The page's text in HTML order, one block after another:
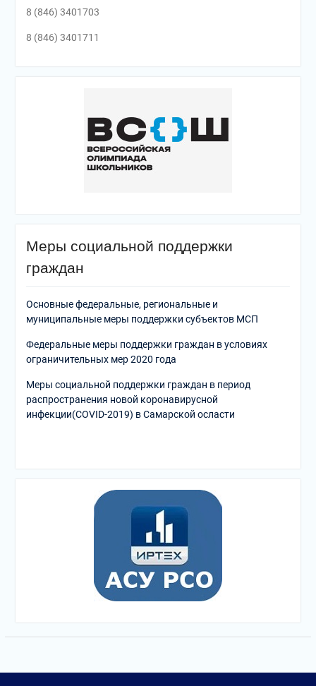
8 (846) 3401703
8 (846) 3401711
Меры социальной поддержки
граждан
Основные федеральные, региональные и
муниципальные меры поддержки субъектов МСП
Федеральные меры поддержки граждан в условиях
ограничительных мер 2020 года
Меры социальной поддержки граждан в период
распространения новой коронавирусной
инфекции(COVID-2019) в Самарской осласти